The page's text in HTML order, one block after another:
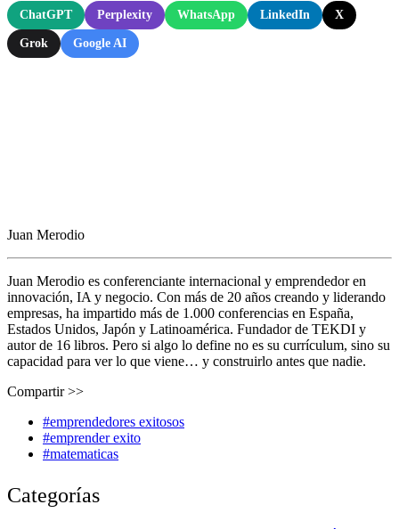
ChatGPT Perplexity WhatsApp LinkedIn X
Grok Google AI
Juan Merodio
Juan Merodio es conferenciante internacional y emprendedor en
innovación, IA y negocio. Con más de 20 años creando y liderando
empresas, ha impartido más de 1.000 conferencias en España,
Estados Unidos, Japón y Latinoamérica. Fundador de TEKDI y
autor de 16 libros. Pero si algo lo define no es su currículum, sino su
capacidad para ver lo que viene… y construirlo antes que nadie.
Compartir >>
#emprendedores exitosos
#emprender exito
#matematicas
Categorías